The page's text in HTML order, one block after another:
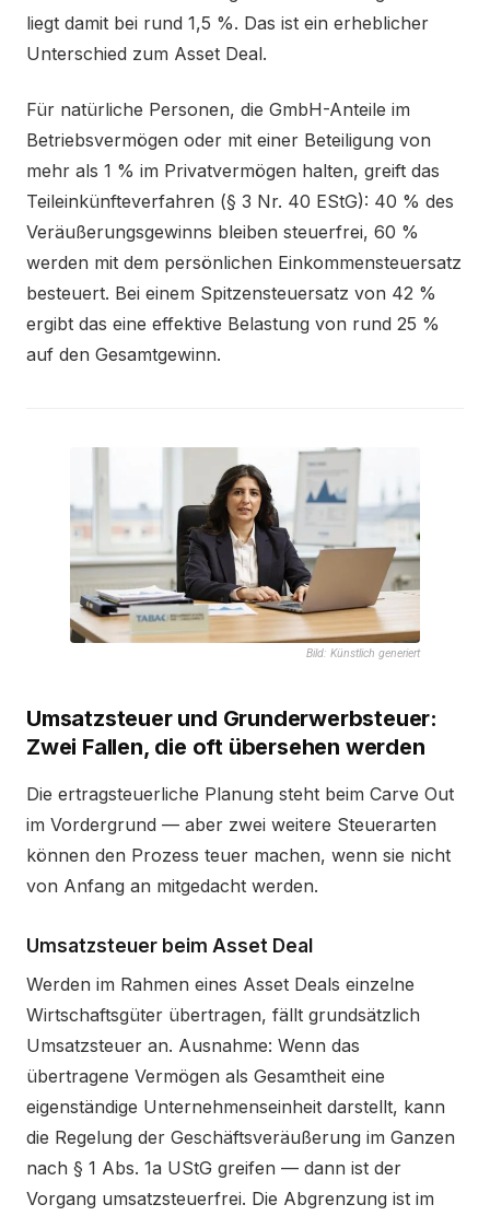
liegt damit bei rund 1,5 %. Das ist ein erheblicher
Unterschied zum Asset Deal.
Für natürliche Personen, die GmbH-Anteile im
Betriebsvermögen oder mit einer Beteiligung von
mehr als 1 % im Privatvermögen halten, greift das
Teileinkünfteverfahren (§ 3 Nr. 40 EStG): 40 % des
Veräußerungsgewinns bleiben steuerfrei, 60 %
werden mit dem persönlichen Einkommensteuersatz
besteuert. Bei einem Spitzensteuersatz von 42 %
ergibt das eine effektive Belastung von rund 25 %
auf den Gesamtgewinn.
Bild: Künstlich generiert
Umsatzsteuer und Grunderwerbsteuer:
Zwei Fallen, die oft übersehen werden
Die ertragsteuerliche Planung steht beim Carve Out
im Vordergrund — aber zwei weitere Steuerarten
können den Prozess teuer machen, wenn sie nicht
von Anfang an mitgedacht werden.
Umsatzsteuer beim Asset Deal
Werden im Rahmen eines Asset Deals einzelne
Wirtschaftsgüter übertragen, fällt grundsätzlich
Umsatzsteuer an. Ausnahme: Wenn das
übertragene Vermögen als Gesamtheit eine
eigenständige Unternehmenseinheit darstellt, kann
die Regelung der Geschäftsveräußerung im Ganzen
nach § 1 Abs. 1a UStG greifen — dann ist der
Vorgang umsatzsteuerfrei. Die Abgrenzung ist im